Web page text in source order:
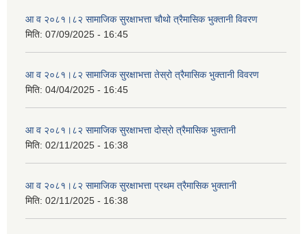
आ व २०८१।८२ सामाजिक सुरक्षाभत्ता चौथो त्रैमासिक भुक्तानी विवरण
मिति: 07/09/2025 - 16:45
आ व २०८१।८२ सामाजिक सुरक्षाभत्ता तेस्रो त्रैमासिक भुक्तानी विवरण
मिति: 04/04/2025 - 16:45
आ व २०८१।८२ सामाजिक सुरक्षाभत्ता दोस्रो त्रैमासिक भुक्तानी
मिति: 02/11/2025 - 16:38
आ व २०८१।८२ सामाजिक सुरक्षाभत्ता प्रथम त्रैमासिक भुक्तानी
मिति: 02/11/2025 - 16:38